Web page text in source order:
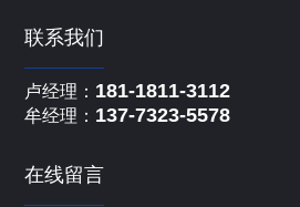
联系我们
卢经理： 181-1811-3112
牟经理： 137-7323-5578
在线留言